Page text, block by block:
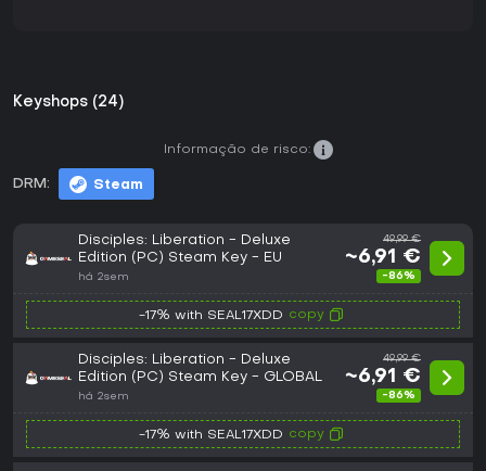
Keyshops (24)
DRM: Steam
Informação de risco:
Disciples: Liberation - Deluxe
Edition (PC) Steam Key - EU
há 2sem
49,99 €
~6,91 €
-86%
-17% with SEAL17XDD copy
Disciples: Liberation - Deluxe
Edition (PC) Steam Key - GLOBAL
há 2sem
49,99 €
~6,91 €
-86%
-17% with SEAL17XDD copy